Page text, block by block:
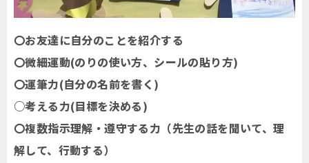
〇お友達に自分のことを紹介する
〇微細運動(のりの使い方、シールの貼り方)
〇運筆力(自分の名前を書く)
○考える力(目標を決める)
〇複数指示理解・遵守する力（先生の話を聞いて、理
解して、行動する）